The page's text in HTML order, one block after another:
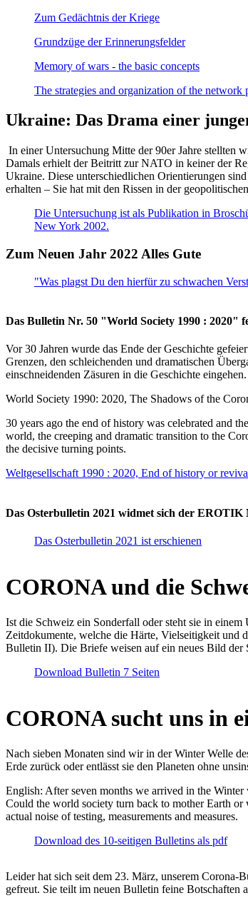
Zum Gedächtnis der Kriege
Grundzüge der Erinnerungsfelder
Memory of wars - the basic concepts
The strategies and organization of the network
Ukraine: Das Drama einer
In einer Untersuchung Mitte der 90er Jahre stellten
Damals erhielt der Beitritt zur NATO in keiner der
Ukraine. Diese unterschiedlichen Orientierungen
erhalten – Sie hat mit den Rissen in der
Die Untersuchung ist als Publikation in
New York 2002.
Zum Neuen Jahr 2022 Alles Gute
"Was plagst Du den hierfür zu schwachen
Das Bulletin Nr. 50 "World Society 1990 : 2020"
Vor 30 Jahren wurde das Ende der Geschichte
Grenzen, den schleichenden und dramatischen
einschneidenden Zäsuren in die Geschichte eingehen.
World Society 1990: 2020, The Shadows of the
30 years ago the end of history was celebrated and
world, the creeping and dramatic transition to the
the decisive turning points.
Weltgesellschaft 1990 : 2020, End of history or
Das Osterbulletin 2021 widmet sich der
Das Osterbulletin 2021 ist erschienen
CORONA und die
Ist die Schweiz ein Sonderfall oder steht sie in
Zeitdokumente, welche die Härte, Vielseitigkeit und
Bulletin II). Die Briefe weisen auf ein neues Bild der
Download Bulletin 7 Seiten
CORONA sucht uns in
Nach sieben Monaten sind wir in der Winter Welle
Erde zurück oder entlässt sie den Planeten ohne
English: After seven months we arrived in the
Could the world society turn back to mother Earth or
actual noise of testing, measurements and measures.
Download des 10-seitigen Bulletins als pdf
Leider hat sich seit dem 23. März, unserem Corona-
gefreut. Sie teilt im neuen Bulletin feine Botschaften